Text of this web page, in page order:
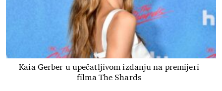
Kaia Gerber u upečatljivom izdanju na premijeri
filma The Shards